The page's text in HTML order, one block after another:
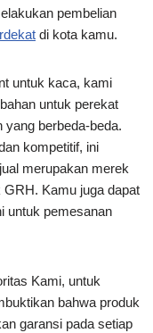
pembelian
di kota kamu.
untuk kaca, kami
untuk perekat
yang berbeda-beda.
kompetitif, ini
merupakan merek
Kamu juga dapat
untuk pemesanan
Kami, untuk
bahwa produk
garansi pada setiap